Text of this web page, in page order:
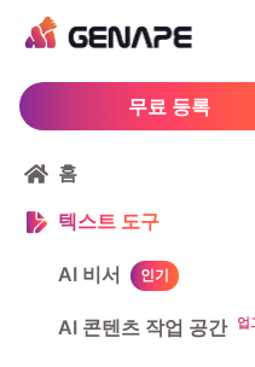
무료 등록
홈
텍스트 도구
AI 비서 인기
AI 콘텐츠 작업 공간 업